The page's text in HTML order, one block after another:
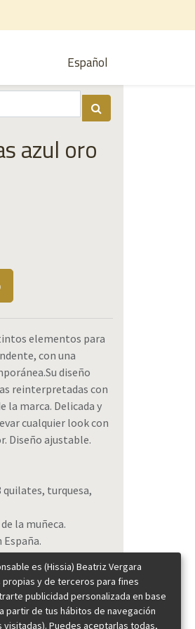
Español
azul oro
elementos para
con una
diseño
reinterpretadas con
la marca. Delicada y
cualquier look con
Diseño ajustable.
quilates, turquesa,
la muñeca.
España.
es (Hissia) Beatriz Vergara
y de terceros para fines
publicidad personalizada en base
partir de tus hábitos de navegación
visitadas). Puedes aceptarlas todas,